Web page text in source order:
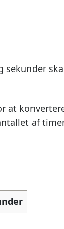
sekunder
at
af